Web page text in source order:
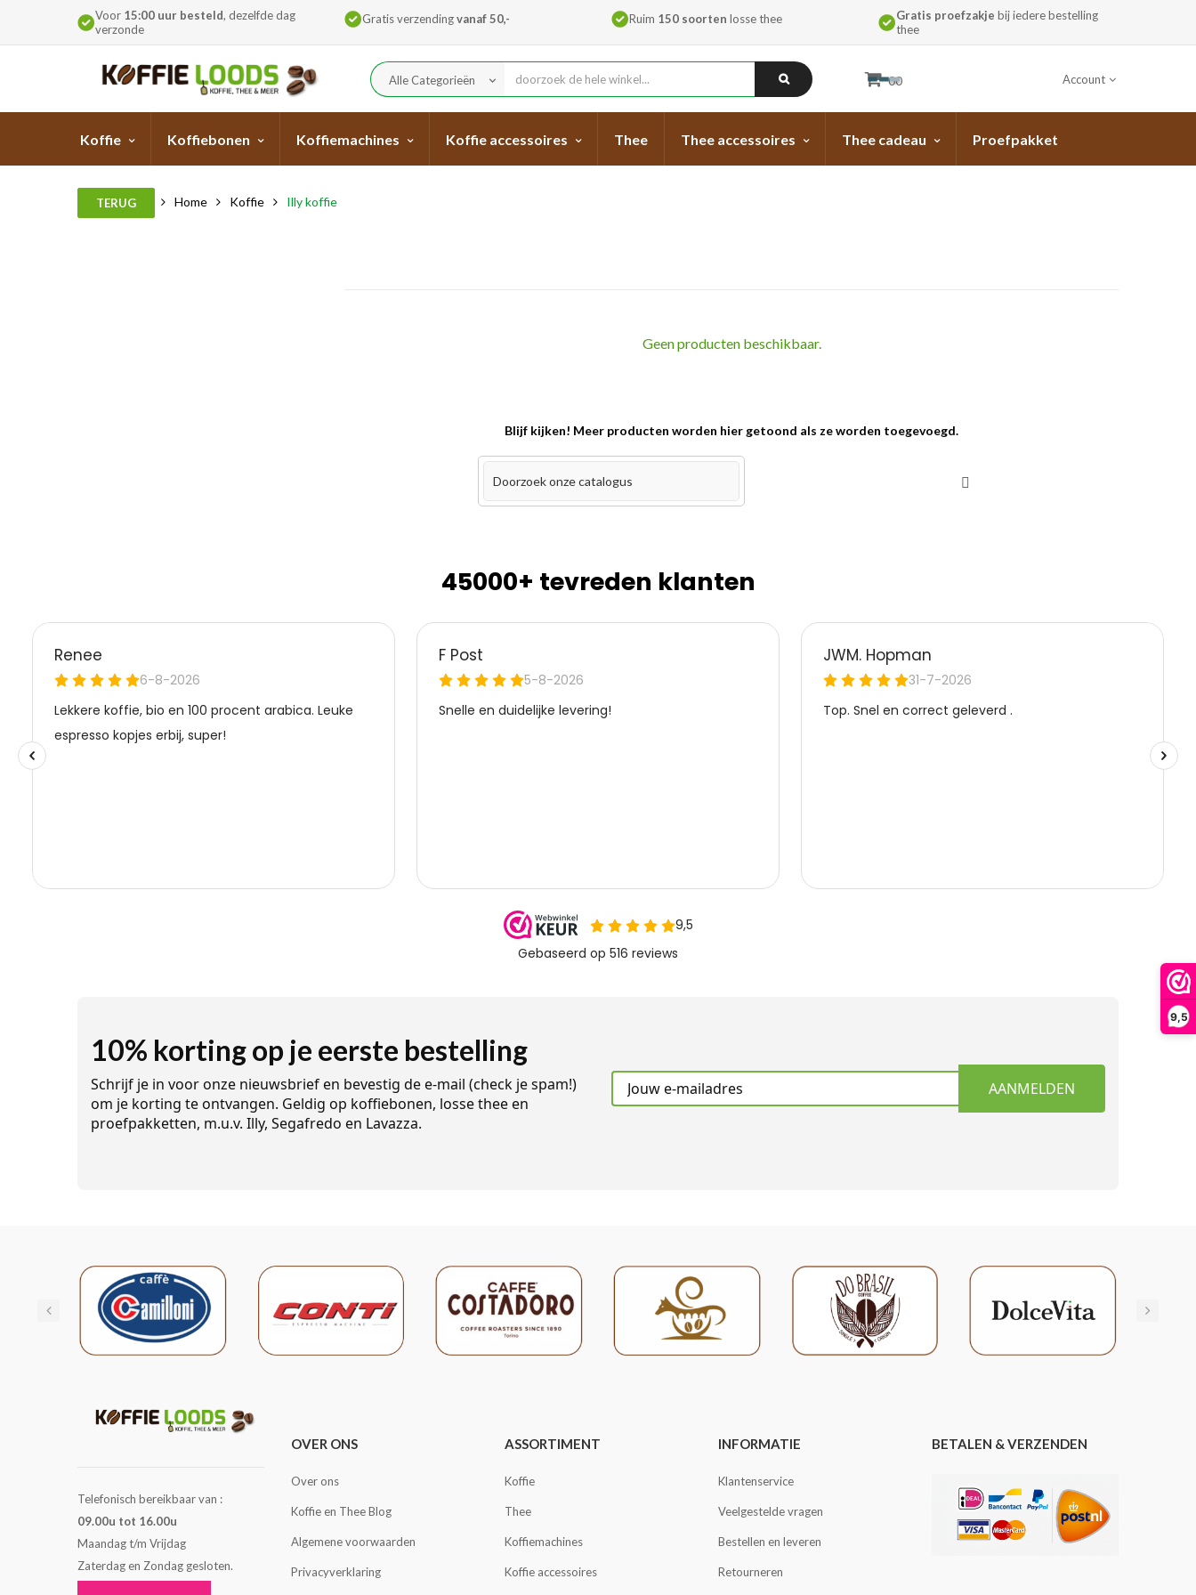
9,5
Voor 15:00 uur besteld, dezelfde dag
verzonde
Gratis verzendingvanaf 50,- Ruim 150 soorten losse thee Gratis proefzakje bij iedere bestelling
thee
Alle Categorieën keyboard_arrow_down 00 Account
Koffie Koffiebonen Koffiemachines Koffie accessoires Thee Thee accessoires Thee cadeau Proefpakket
TERUG Home Koffie Illy koffie
Geen producten beschikbaar.
Blijf kijken! Meer producten worden hier getoond als ze worden toegevoegd.
45000+ tevreden klanten
10% korting op je eerste bestelling
Schrijf je in voor onze nieuwsbrief en bevestig de e-mail (check je spam!)
om je korting te ontvangen. Geldig op koffiebonen, losse thee en
proefpakketten, m.u.v. Illy, Segafredo en Lavazza.
AANMELDEN
Telefonisch bereikbaar van :
09.00u tot 16.00u
Maandag t/m Vrijdag
Zaterdag en Zondag gesloten.
OVER ONS
Over ons
Koffie en Thee Blog
Algemene voorwaarden
Privacyverklaring
ASSORTIMENT
Koffie
Thee
Koffiemachines
Koffie accessoires
INFORMATIE
Klantenservice
Veelgestelde vragen
Bestellen en leveren
Retourneren
BETALEN & VERZENDEN